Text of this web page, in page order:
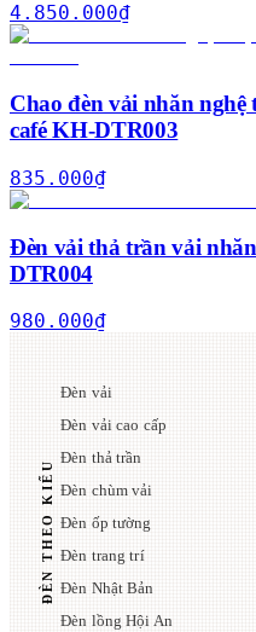
4.850.000₫
Chao đèn vải nhăn
café KH-DTR003
835.000₫
Đèn vải thả trần vải
DTR004
980.000₫
ĐÈN THEO KIỂU
Đèn vải
Đèn vải cao cấp
Đèn thả trần
Đèn chùm vải
Đèn ốp tường
Đèn trang trí
Đèn Nhật Bản
Đèn lồng Hội An